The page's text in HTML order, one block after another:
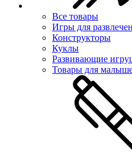
Все товары
Игры для
Конструкторы
Куклы
Развивающие
Товары для